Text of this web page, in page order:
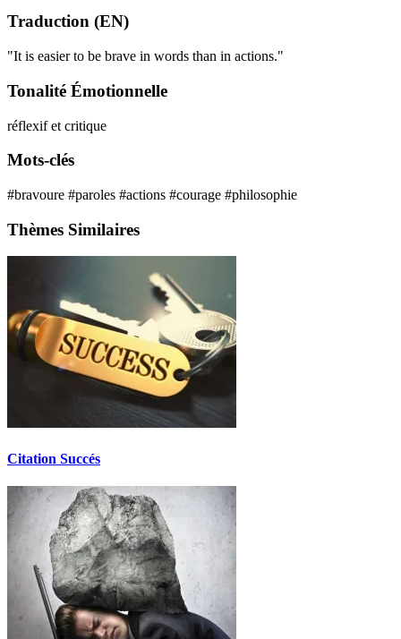
Traduction (EN)
"It is easier to be brave in words than in actions."
Tonalité Émotionnelle
réflexif et critique
Mots-clés
#bravoure #paroles #actions #courage #philosophie
Thèmes Similaires
Citation Succés